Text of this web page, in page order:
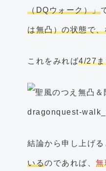
（DQウォーク）」
は無凸）の状態で
これをみれば4/27ま
結論から申し上げる
いるのであれば、 無